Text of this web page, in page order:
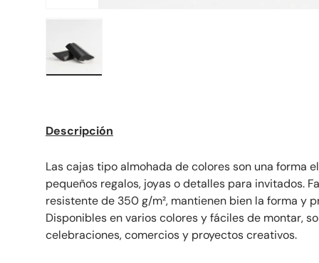
Descripción
Las cajas tipo almohada de colores son una forma
pequeños regalos, joyas o detalles para invitados.
resistente de 350 g/m², mantienen bien la forma y
Disponibles en varios colores y fáciles de montar,
celebraciones, comercios y proyectos creativos.